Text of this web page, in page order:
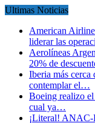
Ultimas Noticias
American
liderar las
Aerolíneas
20% de
Iberia más
contemplar el…
Boeing realizo
cual ya…
¡Literal! ANAC-